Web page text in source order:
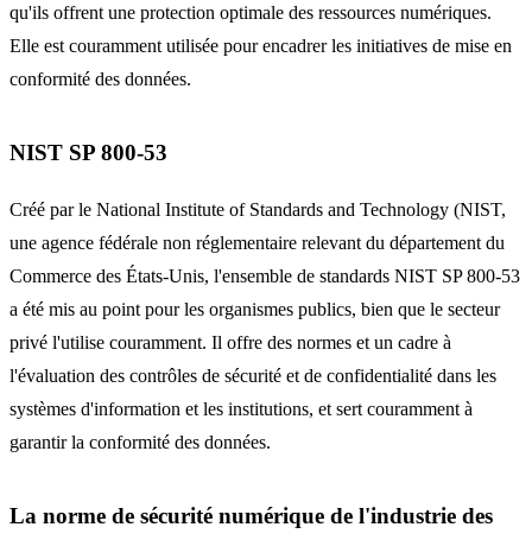
qu'ils offrent une protection optimale des ressources numériques.
Elle est couramment utilisée pour encadrer les initiatives de mise en
conformité des données.
NIST SP 800-53
Créé par le National Institute of Standards and Technology (NIST,
une agence fédérale non réglementaire relevant du département du
Commerce des États-Unis, l'ensemble de standards NIST SP 800-53
a été mis au point pour les organismes publics, bien que le secteur
privé l'utilise couramment. Il offre des normes et un cadre à
l'évaluation des contrôles de sécurité et de confidentialité dans les
systèmes d'information et les institutions, et sert couramment à
garantir la conformité des données.
La norme de sécurité numérique de l'industrie des